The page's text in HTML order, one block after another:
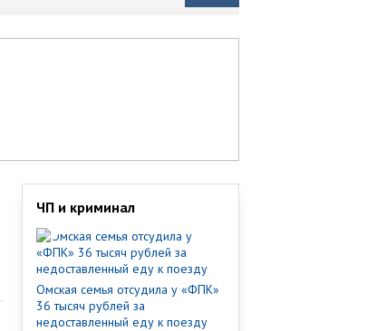
ЧП и криминал
Омская семья отсудила у «ФПК»
36 тысяч рублей за
недоставленный еду к поезду